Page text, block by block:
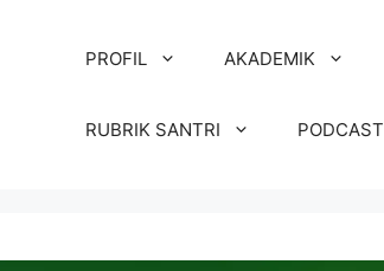
PROFIL AKADEMIK
RUBRIK SANTRI PODCAST